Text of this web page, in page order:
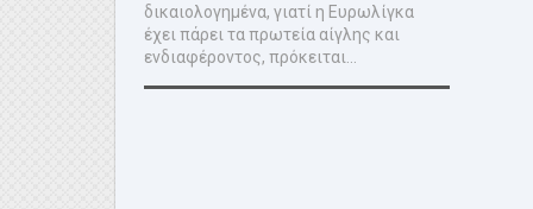
δικαιολογημένα, γιατί η Ευρωλίγκα
έχει πάρει τα πρωτεία αίγλης και
ενδιαφέροντος, πρόκειται...